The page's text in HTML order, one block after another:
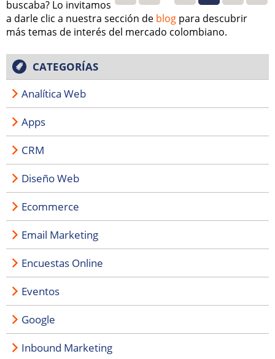
buscaba? Lo invitamos
a darle clic a nuestra sección de blog para descubrir
más temas de interés del mercado colombiano.
CATEGORÍAS
Analítica Web
Apps
CRM
Diseño Web
Ecommerce
Email Marketing
Encuestas Online
Eventos
Google
Inbound Marketing